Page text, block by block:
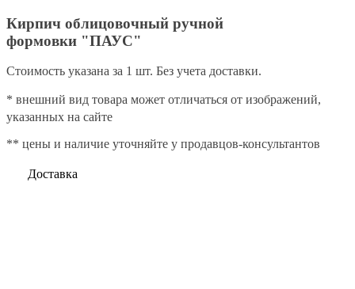
Кирпич облицовочный ручной
формовки "ПАУС"
Стоимость указана за 1 шт. Без учета доставки.
* внешний вид товара может отличаться от изображений,
указанных на сайте
** цены и наличие уточняйте у продавцов-консультантов
Доставка